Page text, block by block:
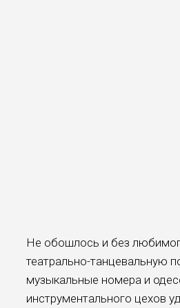
Не обошлось и без
театрально-танцевальную
музыкальные номера и
инструментального цехов